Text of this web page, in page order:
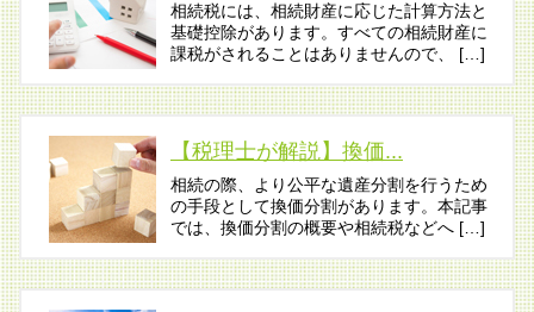
相続税には、相続財産に応じた計算方法と
基礎控除があります。すべての相続財産に
課税がされることはありませんので、 […]
【税理士が解説】換価...
相続の際、より公平な遺産分割を行うため
の手段として換価分割があります。本記事
では、換価分割の概要や相続税などへ […]